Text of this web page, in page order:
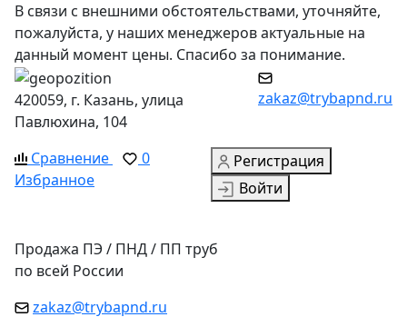
В связи с внешними обстоятельствами, уточняйте,
пожалуйста, у наших менеджеров актуальные на
данный момент цены. Спасибо за понимание.
420059, г. Казань, улица
Павлюхина, 104
zakaz@trybapnd.ru
Сравнение
0
Избранное
Регистрация
Войти
Продажа ПЭ / ПНД / ПП труб
по всей России
zakaz@trybapnd.ru